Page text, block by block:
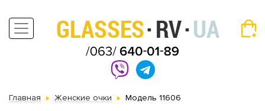
Главная Женские очки Модель 11606